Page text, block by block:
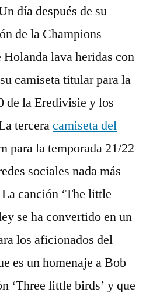
día después de su
de la Champions
lava heridas con
camiseta titular para la
de la Eredivisie y los
terceracamiseta del
para la temporada 21/22
sociales nada más
canción ‘The little
se ha convertido en un
los aficionados del
es un homenaje a Bob
‘Three little birds’ y que